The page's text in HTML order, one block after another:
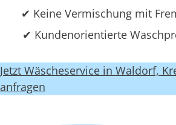
✔ Keine Vermischung mit
✔ Kundenorientierte
Jetzt Wäscheservice in Waldorf,
anfragen